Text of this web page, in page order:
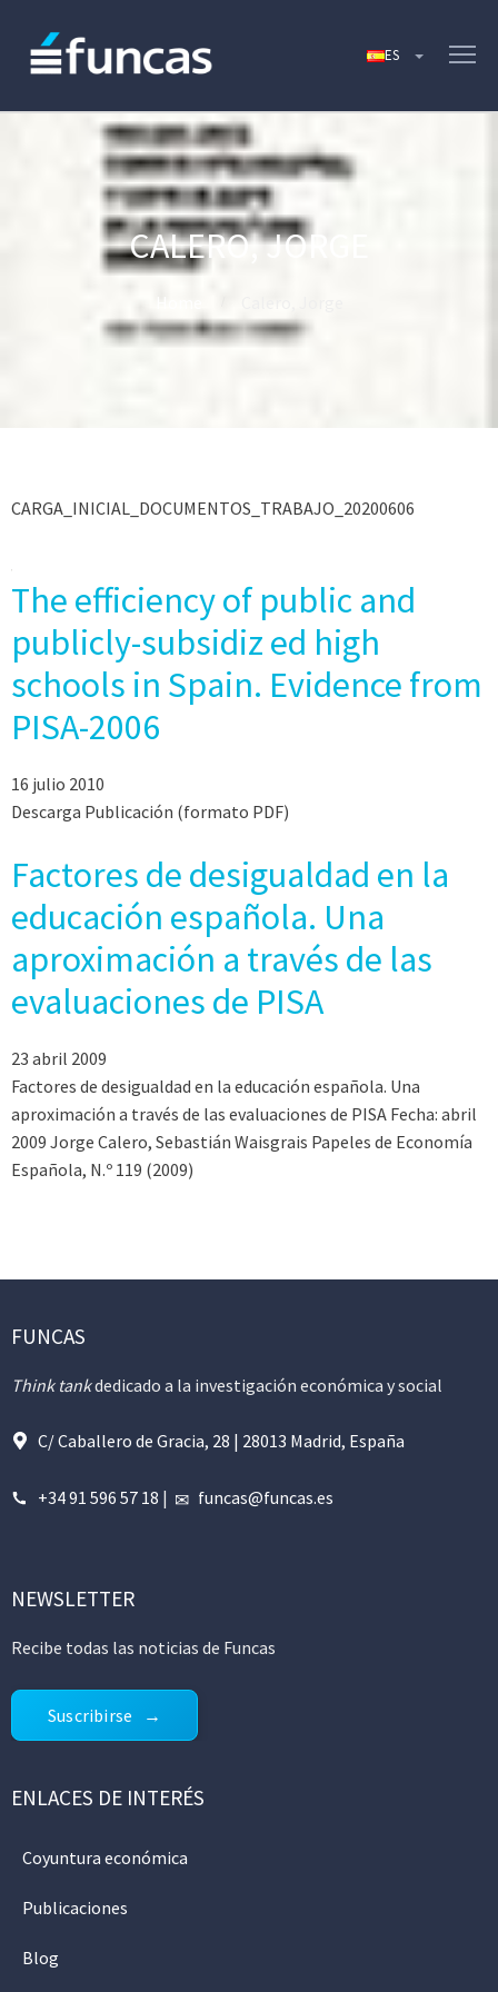
CALERO, JORGE
Home
CARGA_INICIAL_DOCUMENTOS_TRABAJO_20200606
The efficiency of public and
publicly-subsidiz ed high
schools in Spain. Evidence from
PISA-2006
16 julio 2010
Descarga Publicación (formato PDF)
Factores de desigualdad en la
educación española. Una
aproximación a través de las
evaluaciones de PISA
23 abril 2009
Factores de desigualdad en la educación española. Una
aproximación a través de las evaluaciones de PISA Fecha: abril
2009 Jorge Calero, Sebastián Waisgrais Papeles de Economía
Española, N.º 119 (2009)
FUNCAS
Think tankdedicado a la investigación económica y social
C/ Caballero de Gracia, 28 | 28013 Madrid, España
+34 91 596 57 18 | funcas@funcas.es
NEWSLETTER
Recibe todas las noticias de Funcas
Suscribirse
ENLACES DE INTERÉS
Coyuntura económica
Publicaciones
Blog